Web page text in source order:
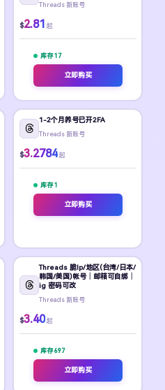
Threads 新账号
$2.81 起
库存 17
立即购买
1-2个月养号已开2FA
Threads 新账号
$3.2784 起
库存 1
立即购买
Threads 脆Ip/地区(台湾/日本/
韩国/美国)帐号｜邮箱可自绑｜
ig 密码可改
Threads 新账号
$3.40 起
库存 697
立即购买